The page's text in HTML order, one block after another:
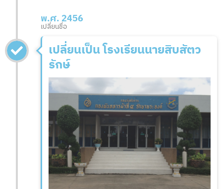
พ.ศ. 2456
เปลี่ยนชื่อ
เปลี่ยนเป็น โรงเรียนนายสิบสัตว
รักษ์